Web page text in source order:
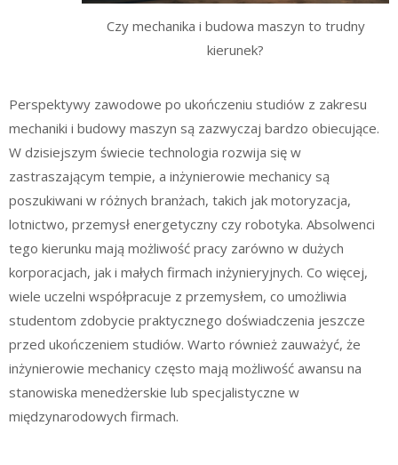
Czy mechanika i budowa maszyn to trudny
kierunek?
Perspektywy zawodowe po ukończeniu studiów z zakresu
mechaniki i budowy maszyn są zazwyczaj bardzo obiecujące.
W dzisiejszym świecie technologia rozwija się w
zastraszającym tempie, a inżynierowie mechanicy są
poszukiwani w różnych branżach, takich jak motoryzacja,
lotnictwo, przemysł energetyczny czy robotyka. Absolwenci
tego kierunku mają możliwość pracy zarówno w dużych
korporacjach, jak i małych firmach inżynieryjnych. Co więcej,
wiele uczelni współpracuje z przemysłem, co umożliwia
studentom zdobycie praktycznego doświadczenia jeszcze
przed ukończeniem studiów. Warto również zauważyć, że
inżynierowie mechanicy często mają możliwość awansu na
stanowiska menedżerskie lub specjalistyczne w
międzynarodowych firmach.